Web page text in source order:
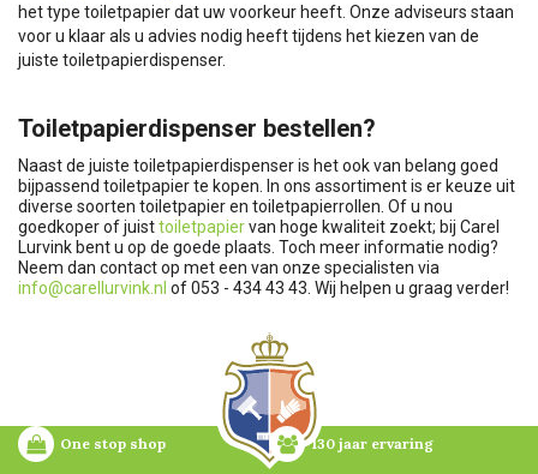
het type toiletpapier dat uw voorkeur heeft. Onze adviseurs staan
voor u klaar als u advies nodig heeft tijdens het kiezen van de
juiste toiletpapierdispenser.
Toiletpapierdispenser bestellen?
Naast de juiste toiletpapierdispenser is het ook van belang goed
bijpassend toiletpapier te kopen. In ons assortiment is er keuze uit
diverse soorten toiletpapier en toiletpapierrollen. Of u nou
goedkoper of juisttoiletpapiervan hoge kwaliteit zoekt; bij Carel
Lurvink bent u op de goede plaats. Toch meer informatie nodig?
Neem dan contact op met een van onze specialisten via
info@carellurvink.nl of 053 - 434 43 43. Wij helpen u graag verder!
One stop shop 130 jaar ervaring